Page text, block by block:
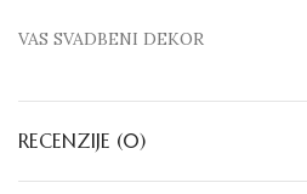
VAS SVADBENI DEKOR
RECENZIJE (0)